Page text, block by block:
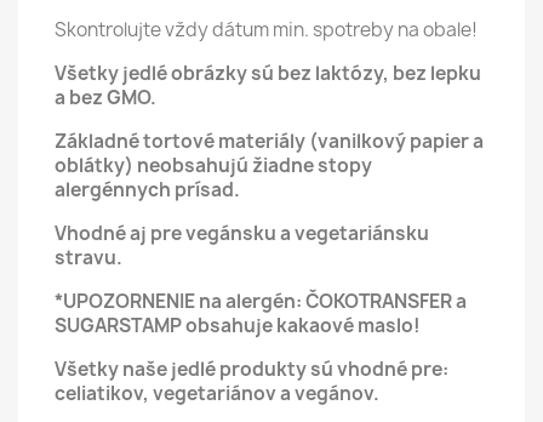
Skontrolujte vždy dátum min. spotreby na obale!
Všetky jedlé obrázky sú bez laktózy, bez lepku
a bez GMO.
Základné tortové materiály (vanilkový papier a
oblátky) neobsahujú žiadne stopy
alergénnych prísad.
Vhodné aj pre vegánsku a vegetariánsku
stravu.
*UPOZORNENIE na alergén: ČOKOTRANSFER a
SUGARSTAMP obsahuje kakaové maslo!
Všetky naše jedlé produkty sú vhodné pre:
celiatikov, vegetariánov a vegánov.